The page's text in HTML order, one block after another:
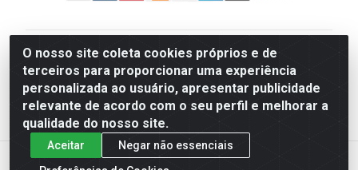
O nosso site coleta cookies próprios e de
terceiros para proporcionar uma experiência
personalizada ao usuário, apresentar publicidade
relevante de acordo com o seu perfil e melhorar a
qualidade do nosso site.
Aceitar
Negar não essenciais
Atacadao da Limpeza F. Pereira Queiroz Comercio e
Distribuicao LTDA - Quadra Qi 10 Lotes 39 e, 41 - Setor
Industrial (Taguatinga), Brasília/DF - CEP 72.135-100 -
CNPJ 13.184.675/0001-80